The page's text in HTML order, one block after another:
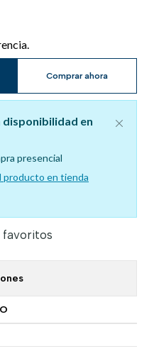
Comprar ahora
disponibilidad en
presencial
producto en tienda
favoritos